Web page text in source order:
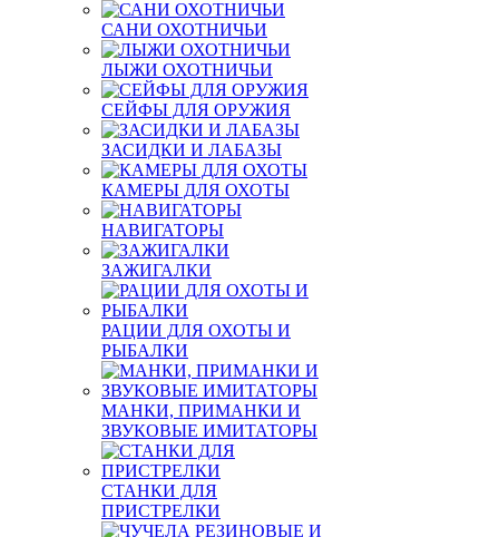
САНИ ОХОТНИЧЬИ
ЛЫЖИ ОХОТНИЧЬИ
СЕЙФЫ ДЛЯ ОРУЖИЯ
ЗАСИДКИ И ЛАБАЗЫ
КАМЕРЫ ДЛЯ ОХОТЫ
НАВИГАТОРЫ
ЗАЖИГАЛКИ
РАЦИИ ДЛЯ ОХОТЫ И
РЫБАЛКИ
МАНКИ, ПРИМАНКИ И
ЗВУКОВЫЕ ИМИТАТОРЫ
СТАНКИ ДЛЯ
ПРИСТРЕЛКИ